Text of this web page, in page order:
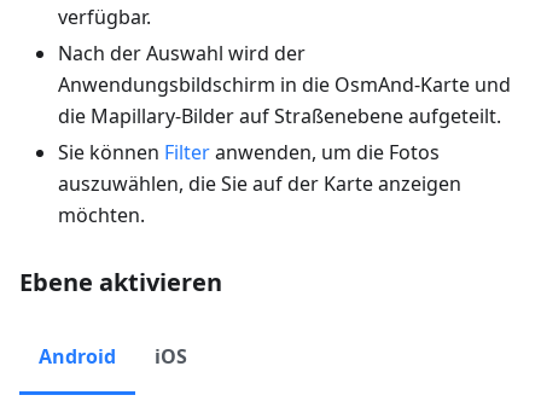
verfügbar.
Nach der Auswahl wird der
Anwendungsbildschirm in die OsmAnd-Karte und
die Mapillary-Bilder auf Straßenebene aufgeteilt.
Sie können Filteranwenden, um die Fotos
auszuwählen, die Sie auf der Karte anzeigen
möchten.
Ebene aktivieren
Android iOS